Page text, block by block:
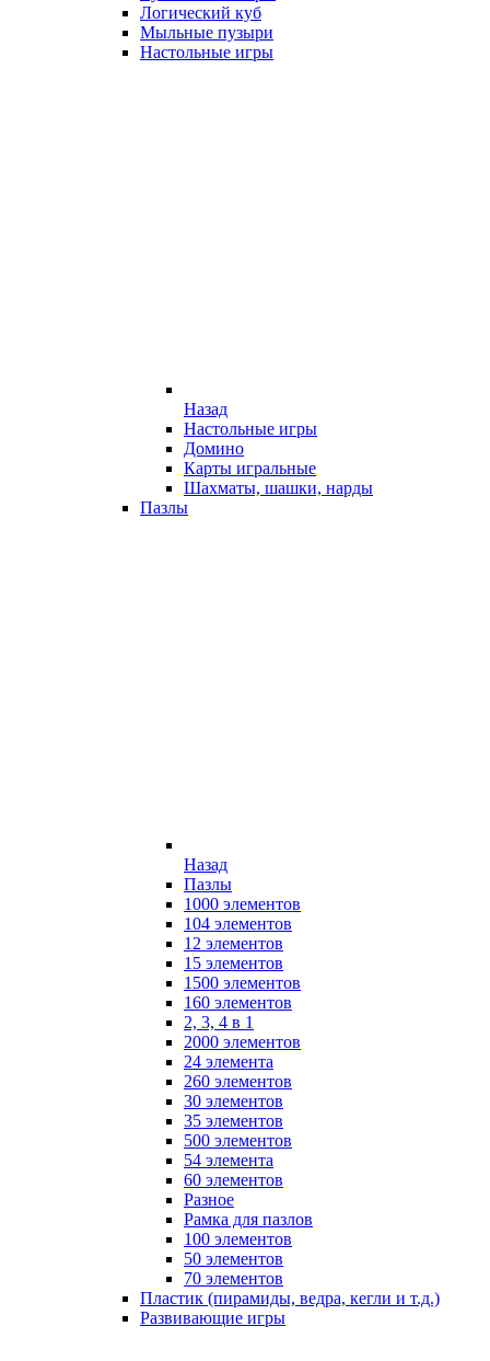
Логический куб
Мыльные пузыри
Настольные игры
Назад
Настольные игры
Домино
Карты игральные
Шахматы, шашки, нарды
Пазлы
Назад
Пазлы
1000 элементов
104 элементов
12 элементов
15 элементов
1500 элементов
160 элементов
2, 3, 4 в 1
2000 элементов
24 элемента
260 элементов
30 элементов
35 элементов
500 элементов
54 элемента
60 элементов
Разное
Рамка для пазлов
100 элементов
50 элементов
70 элементов
Пластик (пирамиды, ведра, кегли и т.д.)
Развивающие игры